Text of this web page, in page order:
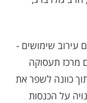
עירוב שימושים -
מרכז תעסוקה
כוונה לשפר את
על הכנסות